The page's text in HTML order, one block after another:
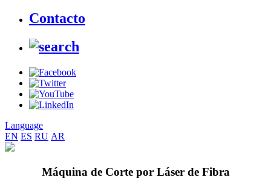
Contacto
Language
EN ES RU AR
Máquina de Corte por Láser de Fibra